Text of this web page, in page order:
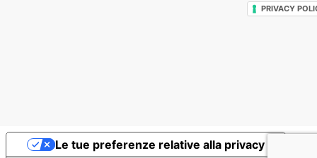
PRIVACY
Le tue preferenze relative alla privacy